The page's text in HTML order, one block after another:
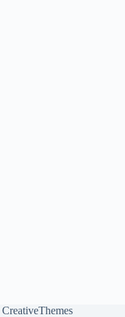
CreativeThemes